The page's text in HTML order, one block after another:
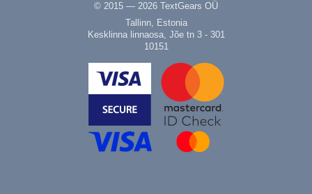
© 2015 — 2026 TextGears OÜ
Tallinn, Estonia
Kesklinna linnaosa, Jõe tn 3 - 301
10151